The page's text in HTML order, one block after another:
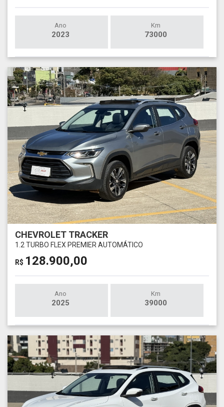
Ano
2023
Km
73000
CHEVROLET TRACKER
1.2 TURBO FLEX PREMIER AUTOMÁTICO
R$ 128.900,00
Ano
2025
Km
39000